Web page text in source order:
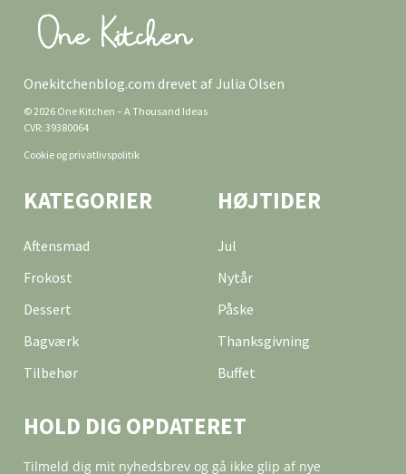
Onekitchenblog.com drevet af Julia Olsen
© 2026 One Kitchen – A Thousand Ideas
CVR: 39380064
Cookie og privatlivspolitik
KATEGORIER
Aftensmad
Frokost
Dessert
Bagværk
Tilbehør
HØJTIDER
Jul
Nytår
Påske
Thanksgivning
Buffet
HOLD DIG OPDATERET
Tilmeld dig mit nyhedsbrev og gå ikke glip af nye